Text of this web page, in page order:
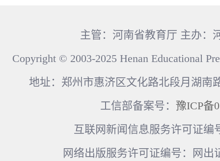
主管：河南省教育厅 主办：
Copyright © 2003-2025 Henan Educational
地址：郑州市惠济区文化路北段月湖南
工信部备案号： 豫ICP备
互联网新闻信息服务许可证编
网络出版服务许可证编号：网出